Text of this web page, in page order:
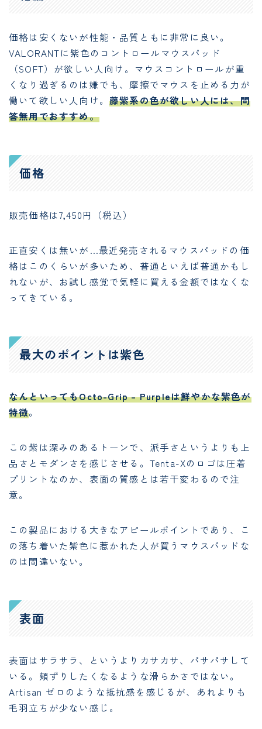
価格は安くないが性能・品質ともに非常に良い。
VALORANTに紫色のコントロールマウスパッド
（SOFT）が欲しい人向け。マウスコントロールが重
くなり過ぎるのは嫌でも、摩擦でマウスを止める力が
働いて欲しい人向け。 藤紫系の色が欲しい人には、問
答無用でおすすめ。
価格
販売価格は7,450円（税込）
正直安くは無いが…最近発売されるマウスパッドの価
格はこのくらいが多いため、普通といえば普通かもし
れないが、お試し感覚で気軽に買える金額ではなくな
ってきている。
最大のポイントは紫色
なんといってもOcto-Grip – Purpleは鮮やかな紫色が
特徴。
この紫は深みのあるトーンで、派手さというよりも上
品さとモダンさを感じさせる。Tenta-Xのロゴは圧着
プリントなのか、表面の質感とは若干変わるので注
意。
この製品における大きなアピールポイントであり、こ
の落ち着いた紫色に惹かれた人が買うマウスパッドな
のは間違いない。
表面
表面はサラサラ、というよりカサカサ、パサパサして
いる。頬ずりしたくなるような滑らかさではない。
Artisan ゼロのような抵抗感を感じるが、あれよりも
毛羽立ちが少ない感じ。